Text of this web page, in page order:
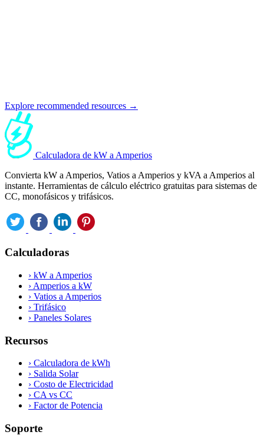
Explore recommended resources →
Calculadora de kW a Amperios
Convierta kW a Amperios, Vatios a Amperios y kVA a Amperios al
instante. Herramientas de cálculo eléctrico gratuitas para sistemas de
CC, monofásicos y trifásicos.
Calculadoras
› kW a Amperios
› Amperios a kW
› Vatios a Amperios
› Trifásico
› Paneles Solares
Recursos
› Calculadora de kWh
› Salida Solar
› Costo de Electricidad
› CA vs CC
› Factor de Potencia
Soporte